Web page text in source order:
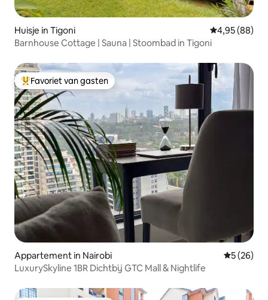
Huisje in Tigoni Gemiddelde
4,95 (88)
Barnhouse Cottage | Sauna | Stoombad in Tigoni
Topfavoriet van gasten
Favoriet van gasten
Appartement in Nairobi
5 (26)
LuxurySkyline 1BR Dichtbij GTC Mall & Nightlife